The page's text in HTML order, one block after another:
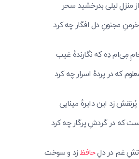
منزلِ لیلی بدرخشید سحر
خرمنِ مجنونِ دل افگار چه کرد
مِی‌ام دِه که نگارندهٔ غیب
که در پردهٔ اسرار چه کرد
زد این دایرهٔ مینایی
که در گردشِ پرگار چه کرد
غم در دلِحافظزد و سوخت